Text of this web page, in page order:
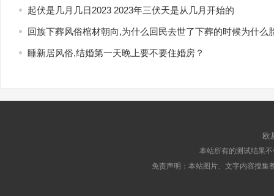
起伏是几月几日2023 2023年三伏天是从几月开始的
回族下葬风俗棺材朝向,为什么回民去世了下葬的时候为什么
睡新居风俗,结婚第一天晚上要不要住婚房？
欧
本站所有的测试结果
免责声明：本站图片、文字内容搜集